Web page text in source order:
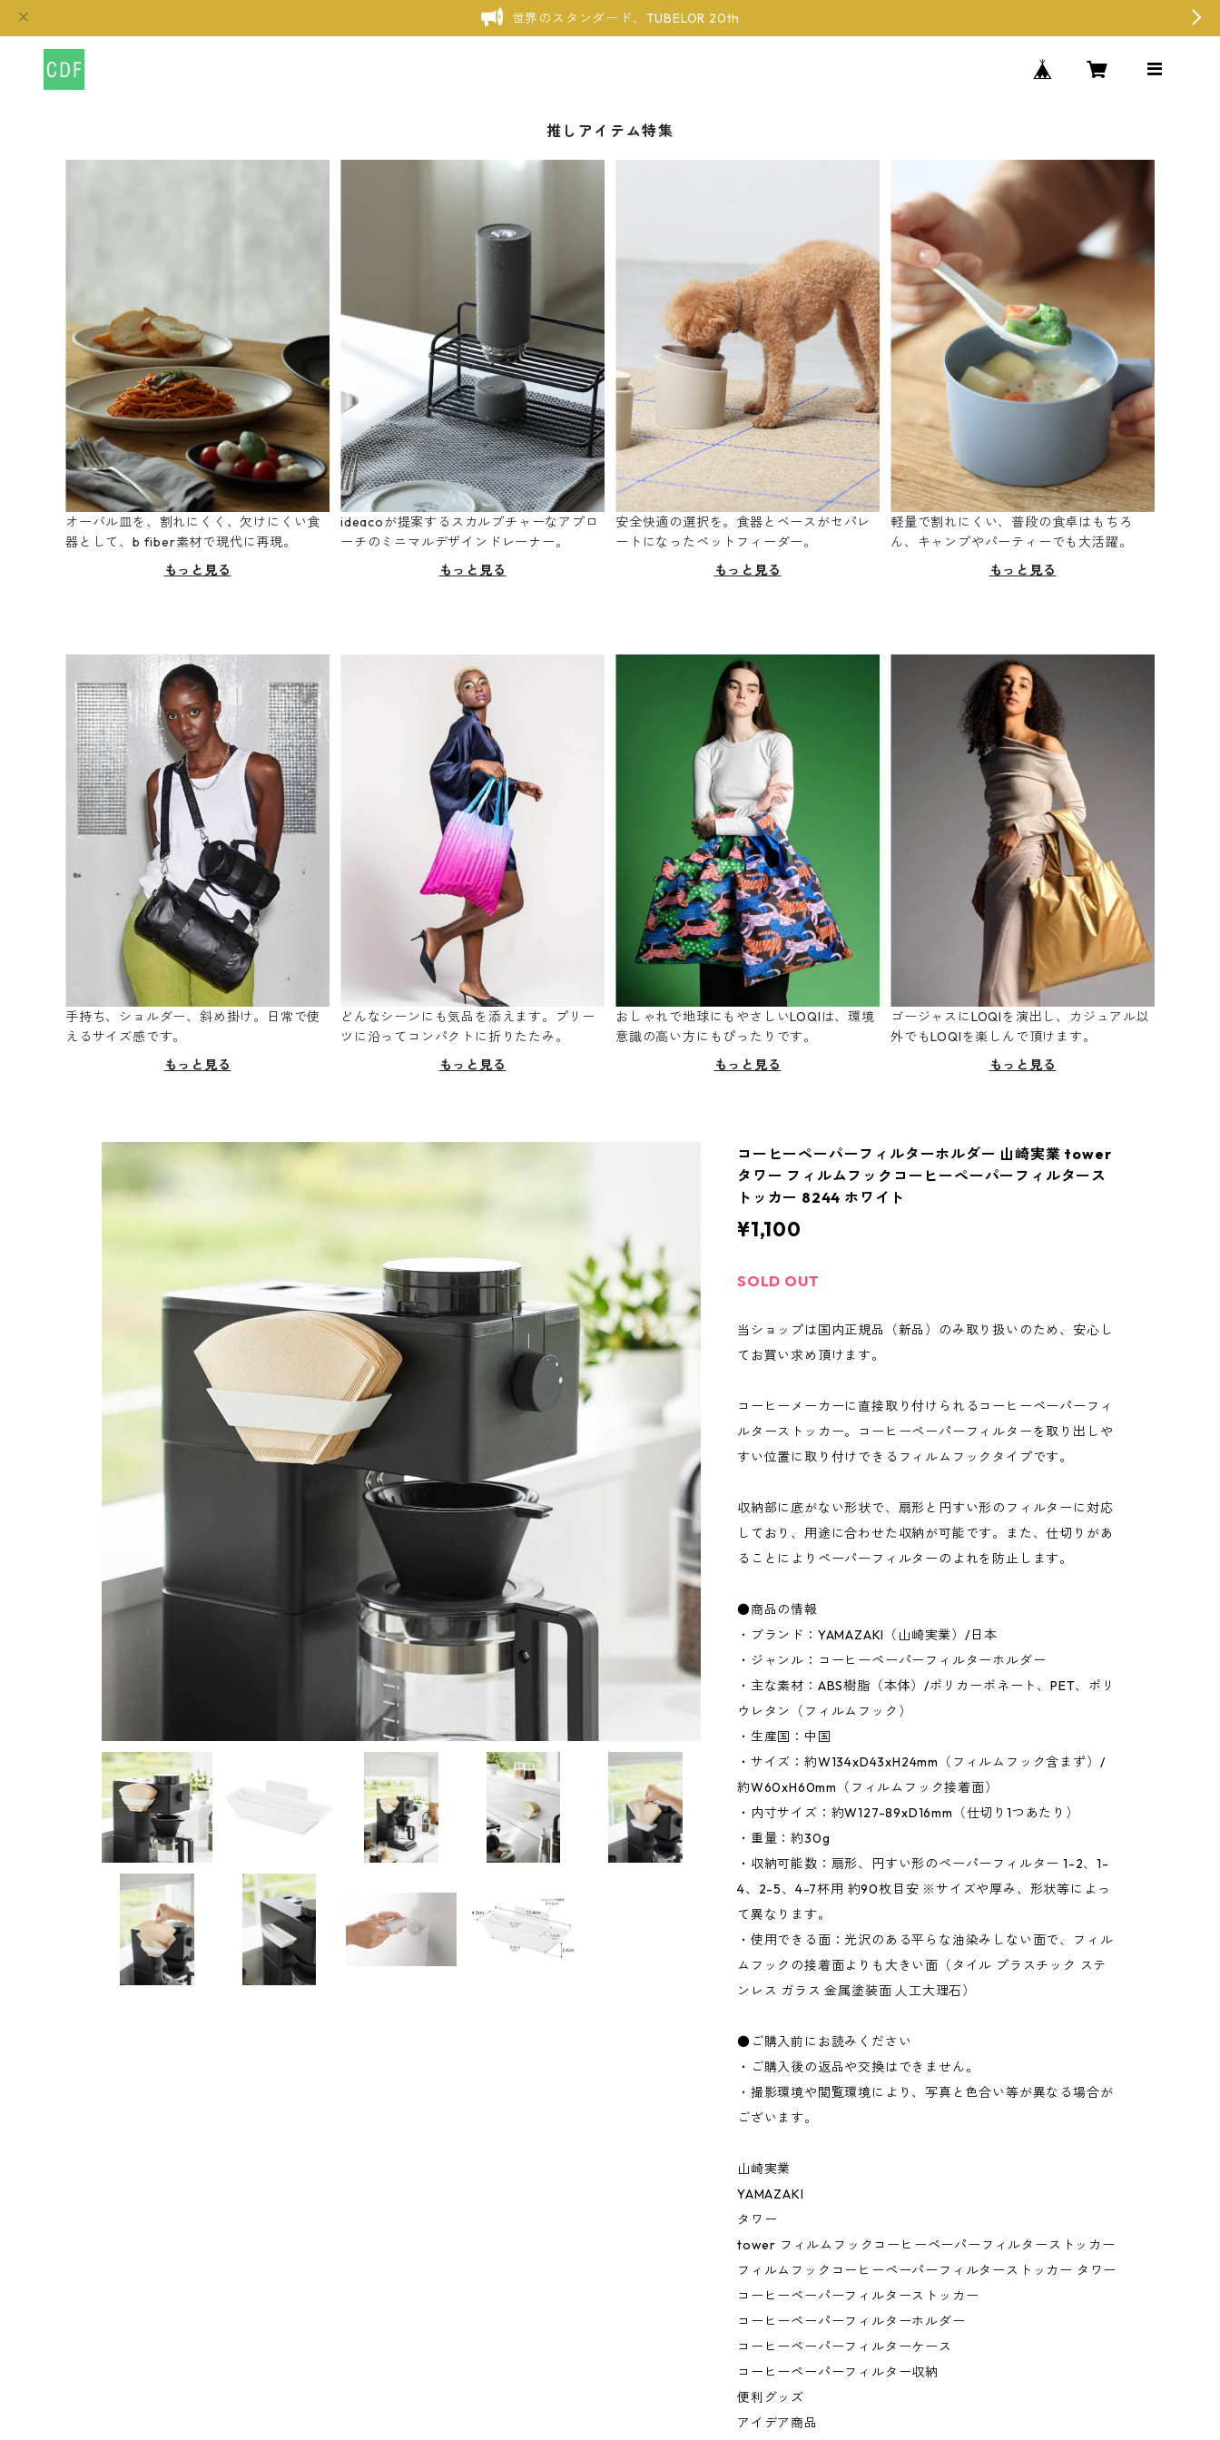
世界のスタンダード、TUBELOR 20th
推しアイテム特集
オーバル皿を、割れにくく、欠けにくい食
器として、b fiber素材で現代に再現。
もっと見る
ideacoが提案するスカルプチャーなアプロ
ーチのミニマルデザインドレーナー。
もっと見る
安全快適の選択を。食器とベースがセパレ
ートになったペットフィーダー。
もっと見る
軽量で割れにくい、普段の食卓はもちろ
ん、キャンプやパーティーでも大活躍。
もっと見る
手持ち、ショルダー、斜め掛け。日常で使
えるサイズ感です。
もっと見る
どんなシーンにも気品を添えます。プリー
ツに沿ってコンパクトに折りたたみ。
もっと見る
おしゃれで地球にもやさしいLOQIは、環境
意識の高い方にもぴったりです。
もっと見る
ゴージャスにLOQIを演出し、カジュアル以
外でもLOQIを楽しんで頂けます。
もっと見る
コーヒーペーパーフィルターホルダー 山崎実業 tower
タワー フィルムフックコーヒーペーパーフィルタース
トッカー 8244 ホワイト
¥1,100
SOLD OUT
当ショップは国内正規品（新品）のみ取り扱いのため、安心し
てお買い求め頂けます。
コーヒーメーカーに直接取り付けられるコーヒーペーパーフィ
ルターストッカー。コーヒーペーパーフィルターを取り出しや
すい位置に取り付けできるフィルムフックタイプです。
収納部に底がない形状で、扇形と円すい形のフィルターに対応
しており、用途に合わせた収納が可能です。また、仕切りがあ
ることによりペーパーフィルターのよれを防止します。
●商品の情報
・ブランド：YAMAZAKI（山崎実業）/日本
・ジャンル：コーヒーペーパーフィルターホルダー
・主な素材：ABS樹脂（本体）/ポリカーボネート、PET、ポリ
ウレタン（フィルムフック）
・生産国：中国
・サイズ：約W134xD43xH24mm（フィルムフック含まず）/
約W60xH60mm（フィルムフック接着面）
・内寸サイズ：約W127-89xD16mm（仕切り1つあたり）
・重量：約30g
・収納可能数：扇形、円すい形のペーパーフィルター 1-2、1-
4、2-5、4-7杯用 約90枚目安 ※サイズや厚み、形状等によっ
て異なります。
・使用できる面：光沢のある平らな油染みしない面で、フィル
ムフックの接着面よりも大きい面（タイル プラスチック ステ
ンレス ガラス 金属塗装面 人工大理石）
●ご購入前にお読みください
・ご購入後の返品や交換はできません。
・撮影環境や閲覧環境により、写真と色合い等が異なる場合が
ございます。
山崎実業
YAMAZAKI
タワー
tower フィルムフックコーヒーペーパーフィルターストッカー
フィルムフックコーヒーペーパーフィルターストッカー タワー
コーヒーペーパーフィルターストッカー
コーヒーペーパーフィルターホルダー
コーヒーペーパーフィルターケース
コーヒーペーパーフィルター収納
便利グッズ
アイデア商品